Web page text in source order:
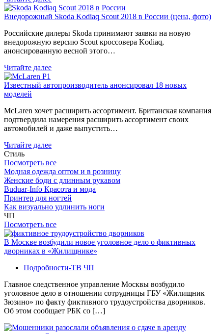
Внедорожный Skoda Kodiaq Scout 2018 в России (цена, фото)
Российские дилеры Skoda принимают заявки на новую
внедорожную версию Scout кроссовера Kodiaq,
анонсированную весной этого…
Читайте далее
Известный автопроизводитель анонсировал 18 новых
моделей
McLaren хочет расширить ассортимент. Британская компания
подтвердила намерения расширить ассортимент своих
автомобилей и даже выпустить…
Читайте далее
Стиль
Посмотреть все
Модная одежда оптом и в розницу
Женские боди с длинным рукавом
Buduar-Info Красота и мода
Принтер для ногтей
Как визуально удлинить ноги
ЧП
Посмотреть все
В Москве возбудили новое уголовное дело о фиктивных
дворниках в «Жилищнике»
Подробности-ТВ ЧП
Главное следственное управление Москвы возбудило
уголовное дело в отношении сотрудницы ГБУ «Жилищник
Зюзино» по факту фиктивного трудоустройства дворников.
Об этом сообщает РБК со […]